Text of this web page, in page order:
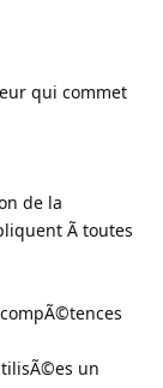
qui commet
de la
Ã toutes
un